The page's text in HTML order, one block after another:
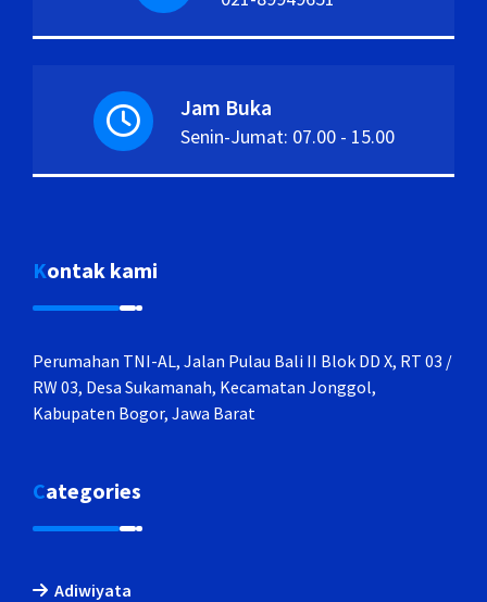
Jam Buka
Senin-Jumat: 07.00 - 15.00
Kontak kami
Perumahan TNI-AL, Jalan Pulau Bali II Blok DD X, RT 03 /
RW 03, Desa Sukamanah, Kecamatan Jonggol,
Kabupaten Bogor, Jawa Barat
Categories
Adiwiyata